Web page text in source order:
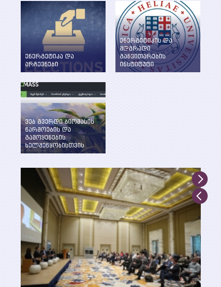
ენერგეტიკა და
არჩევნები
ენერგეტიკის
საკითხების განხილვა
პერიოდში
ენერგეტიკის და
მდგრადი
განვითარების
ინსტიტუტი
WEG-მა დააფუძნა
ვებ გვერდი ბიომასის
წარმოების და
გამოყენების
ხელშეწყობისთვის
შექმნილია WEG-ის
საქართველოს
გარემოსა და
ბუნებრივი
რესურსების დაცვის
სამინისტროს
მხარდაჭერით